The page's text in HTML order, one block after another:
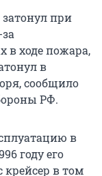
затонул при
в ходе пожара,
в
сообщило
РФ.
в
году его
крейсер в том